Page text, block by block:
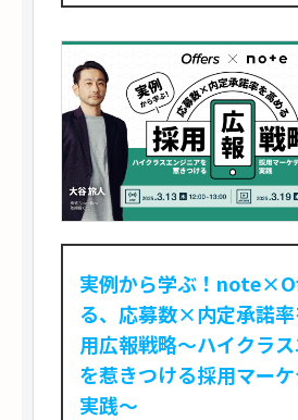
実例から学ぶ！
る、応募数×内定承諾
用広報戦略～ハイクラ
を惹きつける採用マー
実践～